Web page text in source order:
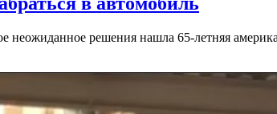
неожиданное решения нашла 65-летняя